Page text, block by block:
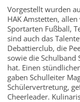
Vorgestellt wurden
HAK Amstetten,
Sportarten Fußball,
sind auch das
Debattierclub, die
sowie die Schulband
hat. Einen
gaben Schulleiter
Schülervertretung,
Cheerleader.